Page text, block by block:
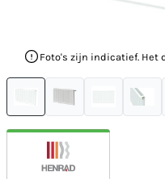
Foto's zijn indicatief. Het